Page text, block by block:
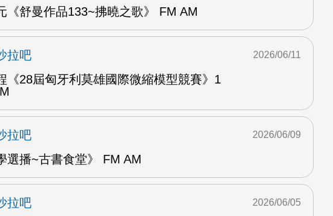
《舒曼作品133~拂曉之歌》 FM AM
拉吧
《28屆匈牙利莫雄國際微縮模型競賽》1
2026/06/11
拉吧
選播~古書食堂》 FM AM
2026/06/09
拉吧 2026/06/05